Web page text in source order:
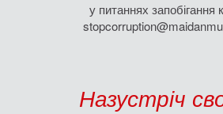
у питаннях запобігання
Назустріч